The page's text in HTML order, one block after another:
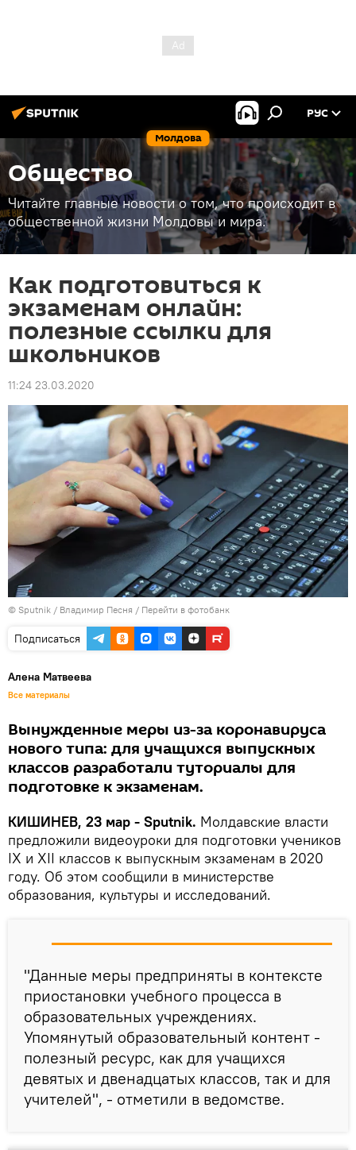
Молдова
РУС
Общество
Читайте главные новости о том, что происходит в
общественной жизни Молдовы и мира.
Как подготовиться к
экзаменам онлайн:
полезные ссылки для
школьников
11:24 23.03.2020
© Sputnik / Владимир Песня / Перейти в фотобанк
Подписаться
Алена Матвеева
Все материалы
Вынужденные меры из-за коронавируса
нового типа: для учащихся выпускных
классов разработали туториалы для
подготовке к экзаменам.
КИШИНЕВ, 23 мар - Sputnik. Молдавские власти
предложили видеоуроки для подготовки учеников
IX и XII классов к выпускным экзаменам в 2020
году. Об этом сообщили в министерстве
образования, культуры и исследований.
"Данные меры предприняты в контексте
приостановки учебного процесса в
образовательных учреждениях.
Упомянутый образовательный контент -
полезный ресурс, как для учащихся
девятых и двенадцатых классов, так и для
учителей", - отметили в ведомстве.